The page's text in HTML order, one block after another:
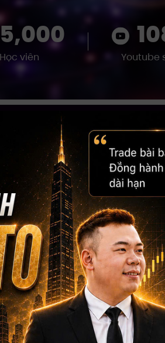
Học viên Youtube
DÀNH CHO
VIỆT TẠI MỸ
sinh sống tại Mỹ, muốn
gia đầu tư chứng
bài bản.